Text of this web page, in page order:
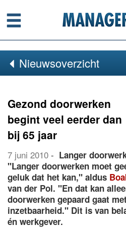
Menu
Nieuwsoverzicht
Gezond doorwerken
begint veel eerder dan
bij 65 jaar
7 juni 2010 - Langer
"Langer doorwerken moet
geluk dat het kan," aldus
van der Pol. "En dat kan
doorwerken gepaard gaat
inzetbaarheid." Dit is van
én werkgever.